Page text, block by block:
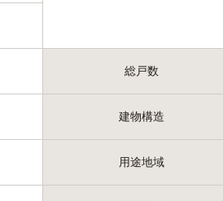
総戸数
建物構造
用途地域